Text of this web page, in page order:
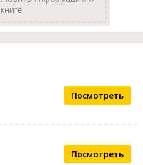
книге
Посмотреть
Посмотреть